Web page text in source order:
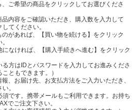
ご希望の商品をクリックしてお選びくださ
内容をご確認いただき、購入数を入力して
てください。
があれば、【買い物を続ける】をクリック
れば、【購入手続きへ進む】をクリック
IDとパスワードを入力してお進みくださ
ともできます。）
、お届け先、お支払方法をご入力いただき、
。
。携帯メールもご利用できます。お持ち
でご注文下さい。